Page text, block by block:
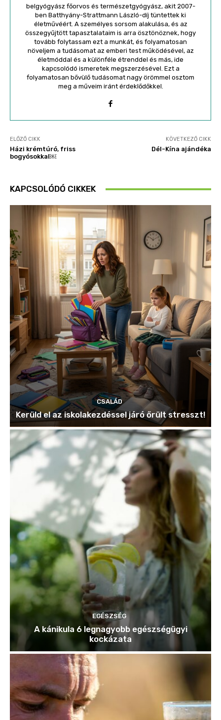
belgyógyász főorvos és természetgyógyász, akit 2007-
ben Batthyány-Strattmann László-díj tüntettek ki
életművéért. A személyes sorsom alakulása, és az
összegyűjtött tapasztalataim is arra ösztönöznek, hogy
tovább folytassam ezt a munkát, és folyamatosan
növeljem a tudásomat az emberi test működésével, az
életmóddal és a különféle étrenddel és más, ide
kapcsolódó ismeretek megszerzésével. Ezt a
folyamatosan bővülő tudásomat nagy örömmel osztom
meg a műveim iránt érdeklődőkkel.
ELŐZŐ CIKK
Házi krémtúró, friss
bogyósokkal￼
KÖVETKEZŐ CIKK
Dél-Kína ajándéka
KAPCSOLÓDÓ CIKKEK
CSALÁD
Kerüld el az iskolakezdéssel járó őrült stresszt!
EGÉSZSÉG
A kánikula 6 legnagyobb egészségügyi
kockázata